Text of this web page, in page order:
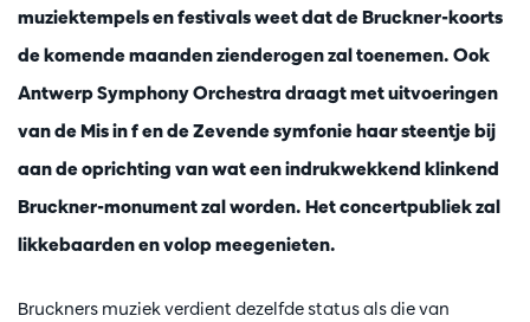
muziektempels en festivals weet dat de Bruckner-koorts
de komende maanden zienderogen zal toenemen. Ook
Antwerp Symphony Orchestra draagt met uitvoeringen
van de Mis in f en de Zevende symfonie haar steentje bij
aan de oprichting van wat een indrukwekkend klinkend
Bruckner-monument zal worden. Het concertpubliek zal
likkebaarden en volop meegenieten.
Bruckners muziek verdient dezelfde status als die van